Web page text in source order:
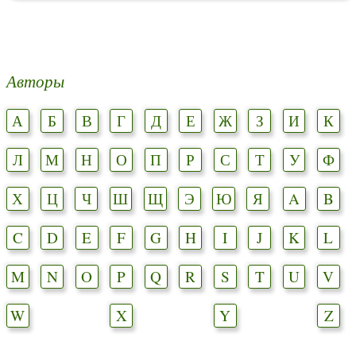
Авторы
А Б В Г Д Е Ж З И
К
Л
М Н О П Р С Т У
Ф
Х
Ц Ч Ш Щ Э Ю Я A
B
C
D E F G H I J K
L
M
N O P Q R S T U
V
W
X Y Z